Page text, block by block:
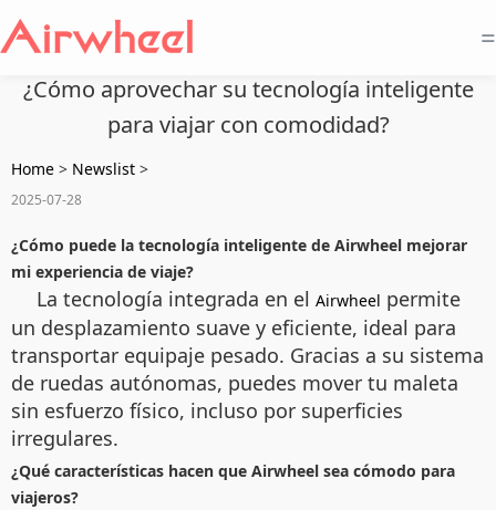
=
¿Cómo aprovechar su tecnología inteligente
para viajar con comodidad?
Home > Newslist >
2025-07-28
¿Cómo puede la tecnología inteligente de Airwheel mejorar
mi experiencia de viaje?
La tecnología integrada en el Airwheel permite
un desplazamiento suave y eficiente, ideal para
transportar equipaje pesado. Gracias a su sistema
de ruedas autónomas, puedes mover tu maleta
sin esfuerzo físico, incluso por superficies
irregulares.
¿Qué características hacen que Airwheel sea cómodo para
viajeros?